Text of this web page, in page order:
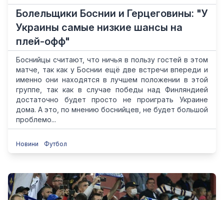
Болельщики Боснии и Герцеговины: "У
Украины самые низкие шансы на
плей-офф"
Боснийцы считают, что ничья в пользу гостей в этом
матче, так как у Боснии ещё две встречи впереди и
именно они находятся в лучшем положении в этой
группе, так как в случае победы над Финляндией
достаточно будет просто не проиграть Украине
дома. А это, по мнению боснийцев, не будет большой
проблемо...
Новини Футбол